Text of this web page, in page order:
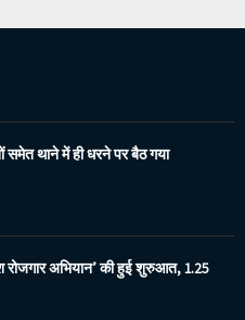
समेत थाने में ही धरने पर बैठ गया
रोजगार अभियान’ की हुई शुरुआत, 1.25